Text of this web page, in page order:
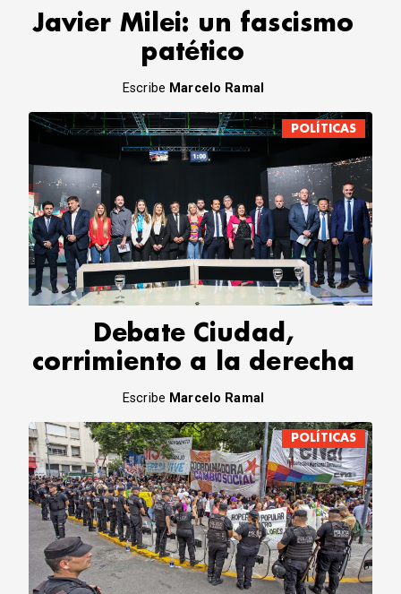
Javier Milei: un fascismo
patético
Escribe Marcelo Ramal
POLÍTICAS
Debate Ciudad,
corrimiento a la derecha
Escribe Marcelo Ramal
POLÍTICAS